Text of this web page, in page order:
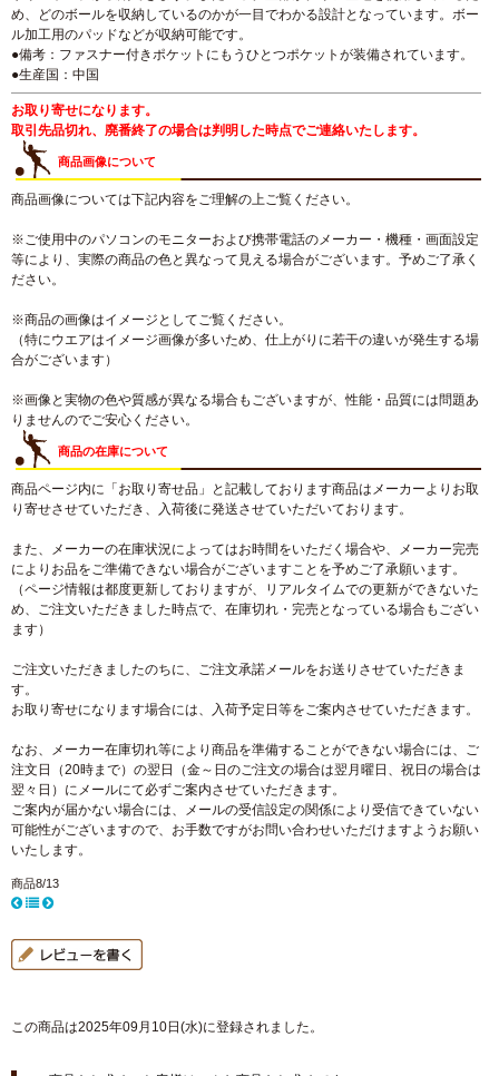
め、どのボールを収納しているのかが一目でわかる設計となっています。ボー
ル加工用のパッドなどが収納可能です。
●備考：ファスナー付きポケットにもうひとつポケットが装備されています。
●生産国：中国
お取り寄せになります。
取引先品切れ、廃番終了の場合は判明した時点でご連絡いたします。
商品画像について
商品画像については下記内容をご理解の上ご覧ください。
※ご使用中のパソコンのモニターおよび携帯電話のメーカー・機種・画面設定
等により、実際の商品の色と異なって見える場合がございます。予めご了承く
ださい。
※商品の画像はイメージとしてご覧ください。
（特にウエアはイメージ画像が多いため、仕上がりに若干の違いが発生する場
合がございます）
※画像と実物の色や質感が異なる場合もございますが、性能・品質には問題あ
りませんのでご安心ください。
商品の在庫について
商品ページ内に「お取り寄せ品」と記載しております商品はメーカーよりお取
り寄せさせていただき、入荷後に発送させていただいております。
また、メーカーの在庫状況によってはお時間をいただく場合や、メーカー完売
によりお品をご準備できない場合がございますことを予めご了承願います。
（ページ情報は都度更新しておりますが、リアルタイムでの更新ができないた
め、ご注文いただきました時点で、在庫切れ・完売となっている場合もござい
ます）
ご注文いただきましたのちに、ご注文承諾メールをお送りさせていただきま
す。
お取り寄せになります場合には、入荷予定日等をご案内させていただきます。
なお、メーカー在庫切れ等により商品を準備することができない場合には、ご
注文日（20時まで）の翌日（金～日のご注文の場合は翌月曜日、祝日の場合は
翌々日）にメールにて必ずご案内させていただきます。
ご案内が届かない場合には、メールの受信設定の関係により受信できていない
可能性がございますので、お手数ですがお問い合わせいただけますようお願い
いたします。
商品8/13
この商品は2025年09月10日(水)に登録されました。